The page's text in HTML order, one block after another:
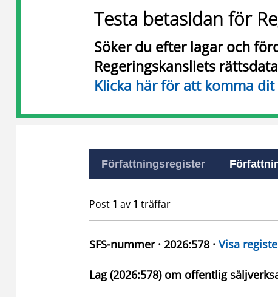
Testa betasidan för
Söker du efter lagar och
Regeringskansliets
Klicka här för att komma dit
Författningsregister
Post 1 av 1 träffar
SFS-nummer · 2026:578 · Visa
Lag (2026:578) om offentlig